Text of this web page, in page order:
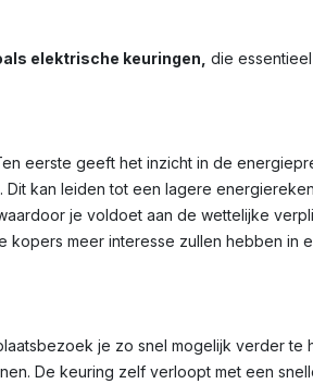
elektrische keuringen, die
eerste geeft het inzicht in de
kan leiden tot een lagere
je voldoet aan de wettelijke
meer interesse zullen hebben in
je zo snel mogelijk verder
De keuring zelf verloopt met een